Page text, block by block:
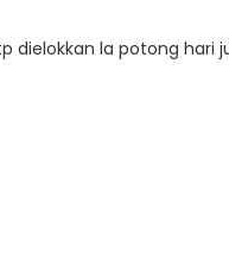
dielokkan la potong hari